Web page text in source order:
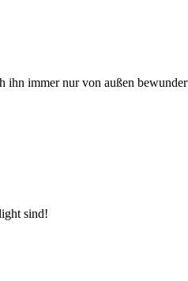
immer nur von außen
sind!